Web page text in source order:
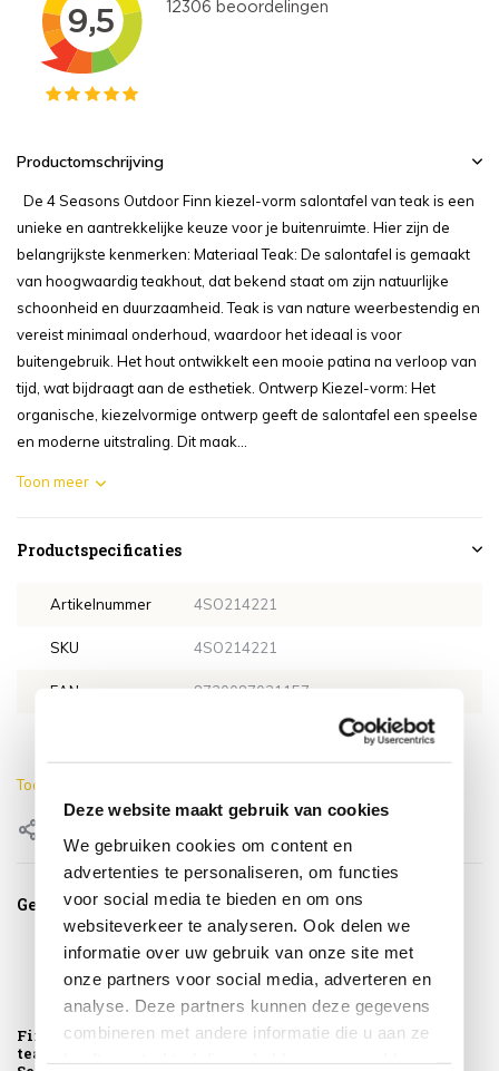
Deze website maakt gebruik van cookies
We gebruiken cookies om content en
advertenties te personaliseren, om functies
voor social media te bieden en om ons
websiteverkeer te analyseren. Ook delen we
informatie over uw gebruik van onze site met
onze partners voor social media, adverteren en
analyse. Deze partners kunnen deze gegevens
combineren met andere informatie die u aan ze
Productomschrijving
De 4 Seasons Outdoor Finn kiezel-vorm salontafel van teak is een
unieke en aantrekkelijke keuze voor je buitenruimte. Hier zijn de
belangrijkste kenmerken: Materiaal Teak: De salontafel is gemaakt
van hoogwaardig teakhout, dat bekend staat om zijn natuurlijke
schoonheid en duurzaamheid. Teak is van nature weerbestendig en
vereist minimaal onderhoud, waardoor het ideaal is voor
buitengebruik. Het hout ontwikkelt een mooie patina na verloop van
tijd, wat bijdraagt aan de esthetiek. Ontwerp Kiezel-vorm: Het
organische, kiezelvormige ontwerp geeft de salontafel een speelse
en moderne uitstraling. Dit maak...
Toon meer
Productspecificaties
Artikelnummer 4SO214221
SKU 4SO214221
EAN 8720087021157
Toon meer
Gerelateerde producten
Finn salontafel
teak 80 cm rond 4